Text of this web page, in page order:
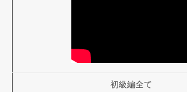
初級編全て